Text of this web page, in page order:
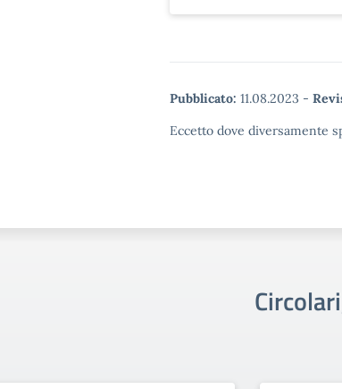
Pubblicato: 11.08.2023 -
Eccetto dove diversamente